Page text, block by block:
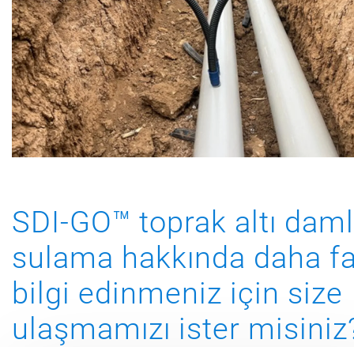
SDI-GO™ toprak altı
sulama hakkında daha
bilgi edinmeniz için size
ulaşmamızı ister